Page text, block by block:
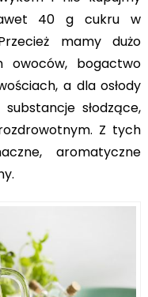
40 g cukru w
mamy dużo
owoców, bogactwo
a dla osłody
słodzące,
Z tych
aromatyczne